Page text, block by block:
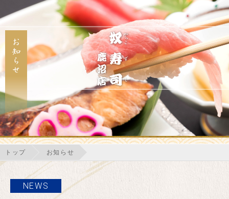
トップ お知らせ
NEWS